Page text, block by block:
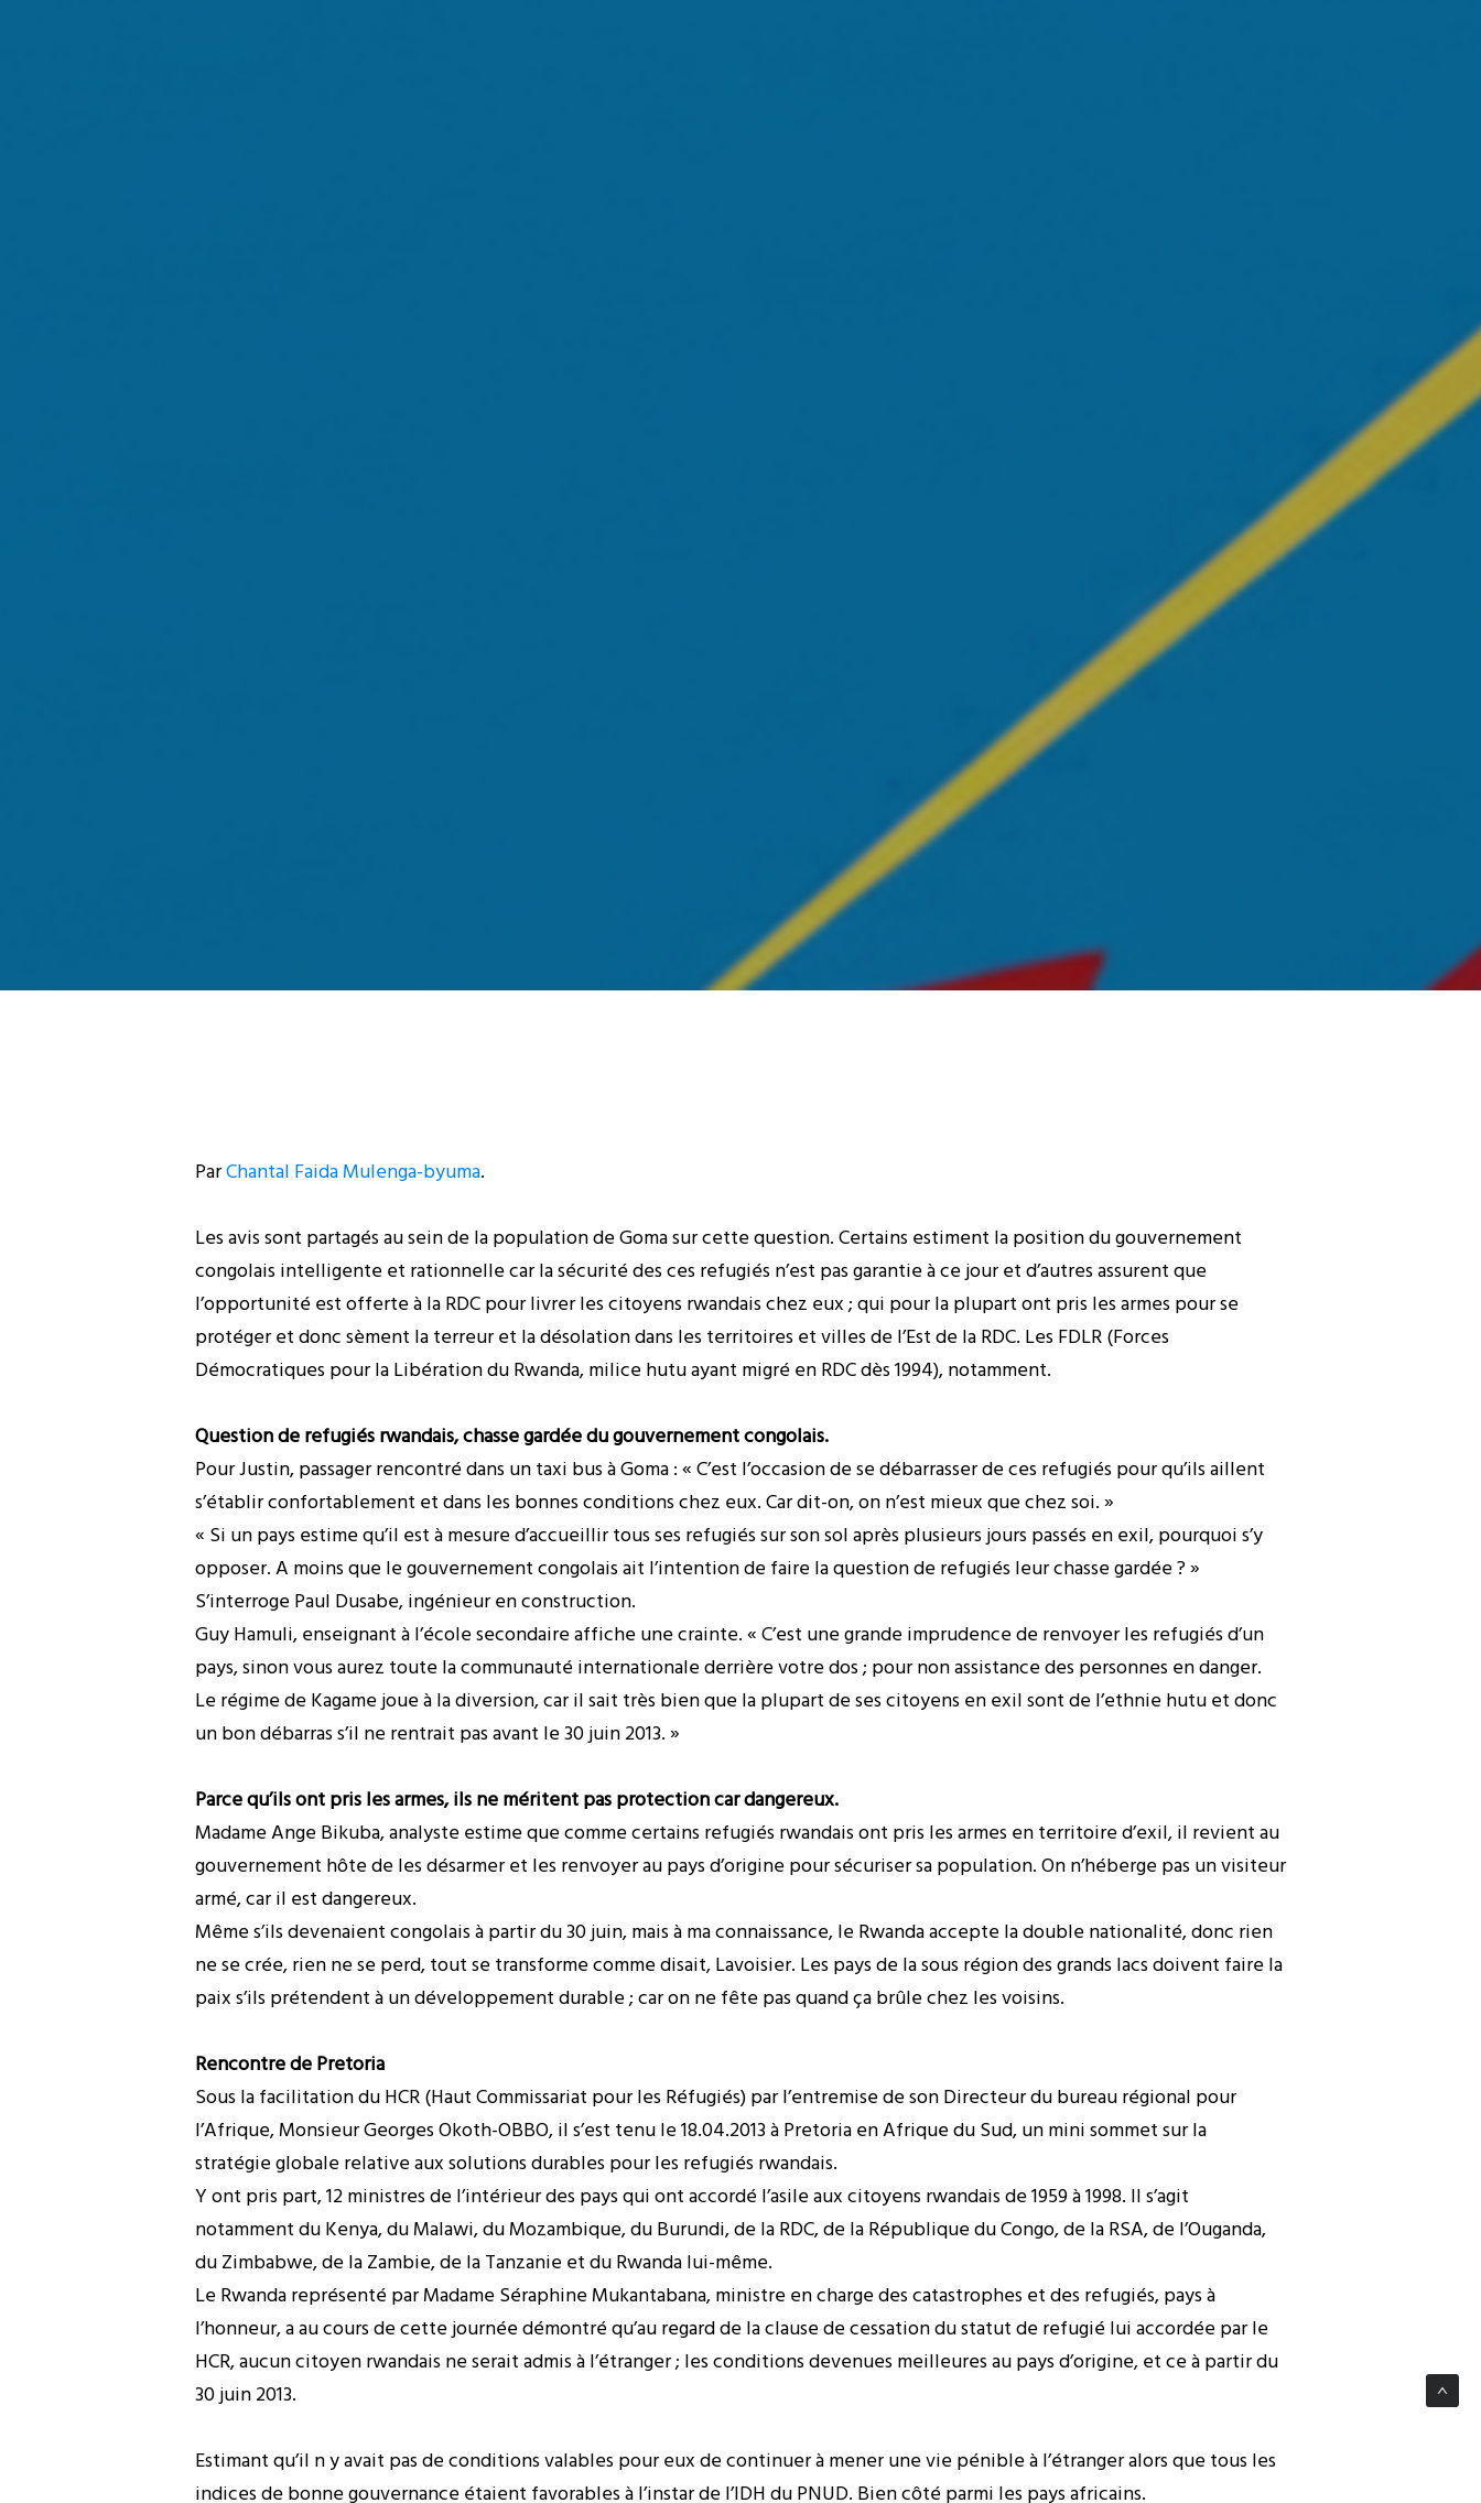
ParChantal Faida Mulenga-byuma.
Les avis sont partagés au sein de la population de Goma sur cette question. Certains estiment la position du gouvernement
congolais intelligente et rationnelle car la sécurité des ces refugiés n’est pas garantie à ce jour et d’autres assurent que
l’opportunité est offerte à la RDC pour livrer les citoyens rwandais chez eux ; qui pour la plupart ont pris les armes pour se
protéger et donc sèment la terreur et la désolation dans les territoires et villes de l’Est de la RDC. Les FDLR (Forces
Démocratiques pour la Libération du Rwanda, milice hutu ayant migré en RDC dès 1994), notamment.
Question de refugiés rwandais, chasse gardée du gouvernement congolais.
Pour Justin, passager rencontré dans un taxi bus à Goma : « C’est l’occasion de se débarrasser de ces refugiés pour qu’ils aillent
s’établir confortablement et dans les bonnes conditions chez eux. Car dit-on, on n’est mieux que chez soi. »
« Si un pays estime qu’il est à mesure d’accueillir tous ses refugiés sur son sol après plusieurs jours passés en exil, pourquoi s’y
opposer. A moins que le gouvernement congolais ait l’intention de faire la question de refugiés leur chasse gardée ? »
S’interroge Paul Dusabe, ingénieur en construction.
Guy Hamuli, enseignant à l’école secondaire affiche une crainte. « C’est une grande imprudence de renvoyer les refugiés d’un
pays, sinon vous aurez toute la communauté internationale derrière votre dos ; pour non assistance des personnes en danger.
Le régime de Kagame joue à la diversion, car il sait très bien que la plupart de ses citoyens en exil sont de l’ethnie hutu et donc
un bon débarras s’il ne rentrait pas avant le 30 juin 2013. »
Parce qu’ils ont pris les armes, ils ne méritent pas protection car dangereux.
Madame Ange Bikuba, analyste estime que comme certains refugiés rwandais ont pris les armes en territoire d’exil, il revient au
gouvernement hôte de les désarmer et les renvoyer au pays d’origine pour sécuriser sa population. On n’héberge pas un visiteur
armé, car il est dangereux.
Même s’ils devenaient congolais à partir du 30 juin, mais à ma connaissance, le Rwanda accepte la double nationalité, donc rien
ne se crée, rien ne se perd, tout se transforme comme disait, Lavoisier. Les pays de la sous région des grands lacs doivent faire la
paix s’ils prétendent à un développement durable ; car on ne fête pas quand ça brûle chez les voisins.
Rencontre de Pretoria
Sous la facilitation du HCR (Haut Commissariat pour les Réfugiés) par l’entremise de son Directeur du bureau régional pour
l’Afrique, Monsieur Georges Okoth-OBBO, il s’est tenu le 18.04.2013 à Pretoria en Afrique du Sud, un mini sommet sur la
stratégie globale relative aux solutions durables pour les refugiés rwandais.
Y ont pris part, 12 ministres de l’intérieur des pays qui ont accordé l’asile aux citoyens rwandais de 1959 à 1998. Il s’agit
notamment du Kenya, du Malawi, du Mozambique, du Burundi, de la RDC, de la République du Congo, de la RSA, de l’Ouganda,
du Zimbabwe, de la Zambie, de la Tanzanie et du Rwanda lui-même.
Le Rwanda représenté par Madame Séraphine Mukantabana, ministre en charge des catastrophes et des refugiés, pays à
l’honneur, a au cours de cette journée démontré qu’au regard de la clause de cessation du statut de refugié lui accordée par le
HCR, aucun citoyen rwandais ne serait admis à l’étranger ; les conditions devenues meilleures au pays d’origine, et ce à partir du
30 juin 2013.
Estimant qu’il n y avait pas de conditions valables pour eux de continuer à mener une vie pénible à l’étranger alors que tous les
indices de bonne gouvernance étaient favorables à l’instar de l’IDH du PNUD. Bien côté parmi les pays africains.